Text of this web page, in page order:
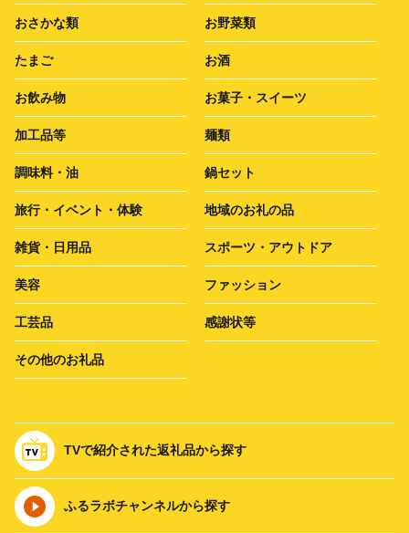
おさかな類 お野菜類
たまご お酒
お飲み物 お菓子・スイーツ
加工品等 麺類
調味料・油 鍋セット
旅行・イベント・体験 地域のお礼の品
雑貨・日用品 スポーツ・アウトドア
美容 ファッション
工芸品 感謝状等
その他のお礼品
TVで紹介された返礼品から探す
ふるラボチャンネルから探す